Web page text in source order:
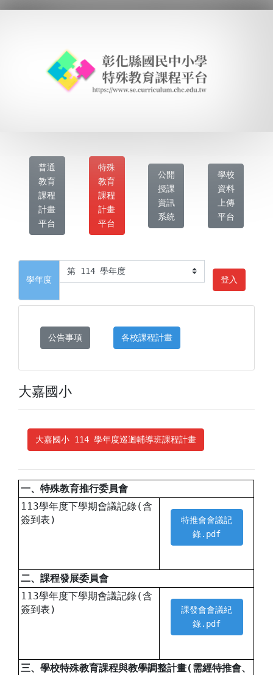
普通
教育
課程
計畫
平台
特殊
教育
課程
計畫
平台
公開
授課
資訊
系統
學校
資料
上傳
平台
學年度 登入
公告事項 各校課程計畫
大嘉國小
大嘉國小 114 學年度巡迴輔導班課程計畫
一、特殊教育推行委員會
113學年度下學期會議記錄(含
簽到表)
特推會會議記
錄.pdf
二、課程發展委員會
113學年度下學期會議記錄(含
簽到表)
課發會會議紀
錄.pdf
三、學校特殊教育課程與教學調整計畫(需經特推會、